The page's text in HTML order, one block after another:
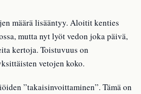
määrä lisääntyy. Aloitit kenties
mutta nyt lyöt vedon joka päivä,
kertoja. Toistuvuus on
vetojen koko.
”takaisinvoittaminen”. Tämä on